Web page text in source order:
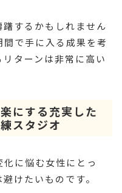
するかもしれません
で手に入る成果を考
ターンは非常に高い
にする充実した
スタジオ
に悩む女性にとっ
けたいものです。